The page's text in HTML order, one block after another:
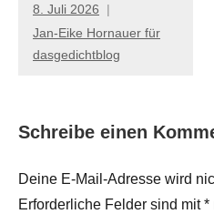
8. Juli 2026
Jan-Eike Hornauer für
dasgedichtblog
Schreibe einen
Deine E-Mail-Adresse wird
Erforderliche Felder sind mit*